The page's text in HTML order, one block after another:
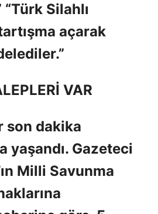
Silahlı
açarak
VAR
son dakika
yaşandı. Gazeteci
Milli Savunma